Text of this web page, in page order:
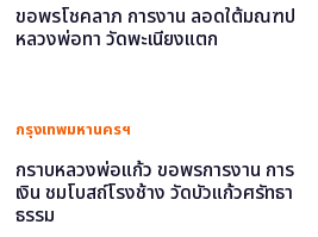
ขอพรโชคลาภ การงาน ลอดใต้มณฑป
หลวงพ่อทา วัดพะเนียงแตก
กรุงเทพมหานครฯ
กราบหลวงพ่อแก้ว ขอพรการงาน การ
เงิน ชมโบสถ์โรงช้าง วัดบัวแก้วศรัทธา
ธรรม